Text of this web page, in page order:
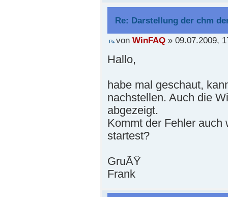
Re: Darstellung der chm
von WinFAQ» 09.07.2009,
Hallo,
habe mal geschaut,
nachstellen. Auch die
abgezeigt.
Kommt der Fehler auch
startest?
GruÃŸ
Frank